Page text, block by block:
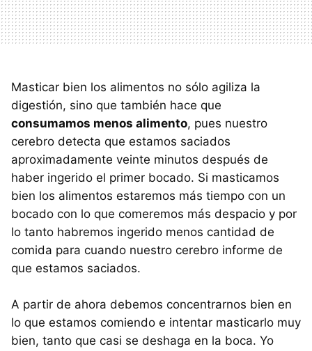
Masticar bien los alimentos no sólo agiliza la
digestión, sino que también hace que
consumamos menos alimento, pues nuestro
cerebro detecta que estamos saciados
aproximadamente veinte minutos después de
haber ingerido el primer bocado. Si masticamos
bien los alimentos estaremos más tiempo con un
bocado con lo que comeremos más despacio y por
lo tanto habremos ingerido menos cantidad de
comida para cuando nuestro cerebro informe de
que estamos saciados.
A partir de ahora debemos concentrarnos bien en
lo que estamos comiendo e intentar masticarlo muy
bien, tanto que casi se deshaga en la boca. Yo